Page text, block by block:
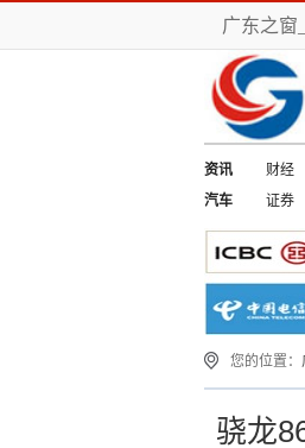
广东之窗
资讯 财经
汽车
证券
您的位置：
骁龙